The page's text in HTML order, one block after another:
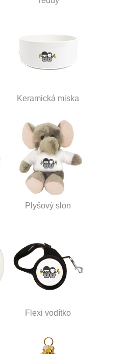
Keramická miska
Plyšový slon
Flexi vodítko